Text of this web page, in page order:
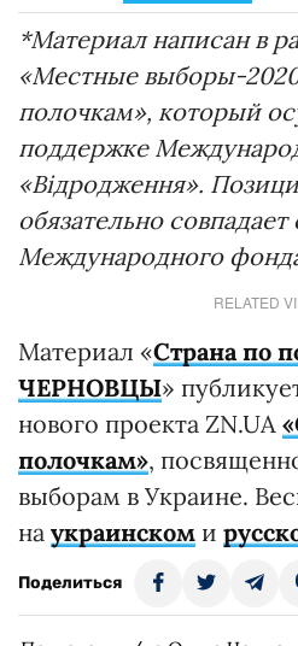
*Материал написан в
«Местные выборы-
полочкам», который
поддержке
«Відродження».
обязательно
Международного
RELATED
Материал «Страна по
ЧЕРНОВЦЫ»
нового проекта ZN.UA
полочкам»,
выборам в Украине.
на украинском и
Поделиться